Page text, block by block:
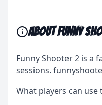
About Funny
Funny Shooter 2 is a
sessions.
What players can use